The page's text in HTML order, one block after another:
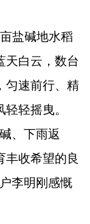
盐碱地水稻
天白云，数台
匀速前行、精
轻摇曳。
、下雨返
丰收希望的良
李明刚感慨